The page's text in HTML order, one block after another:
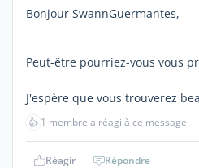
Bonjour SwannGuermantes,
Peut-être pourriez-vous vous
J'espère que vous trouverez
👍 1 membre a réagi à ce message
Réagir Répondre